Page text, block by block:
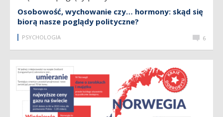
Osobowość, wychowanie czy… hormony: skąd się
biorą nasze poglądy polityczne?
PSYCHOLOGIA 6